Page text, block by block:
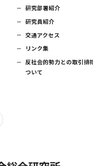
研究部署紹介
研究員紹介
交通アクセス
リンク集
反社会的勢力との取引排
ついて